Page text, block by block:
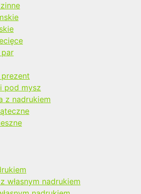
prezent
pod mysz
z nadrukiem
własnym nadrukiem